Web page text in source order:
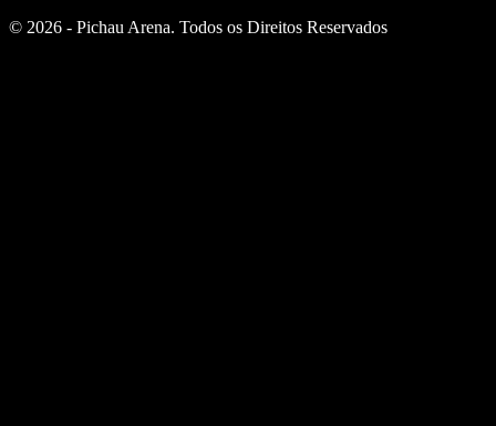
© 2026 - Pichau Arena. Todos os Direitos Reservados